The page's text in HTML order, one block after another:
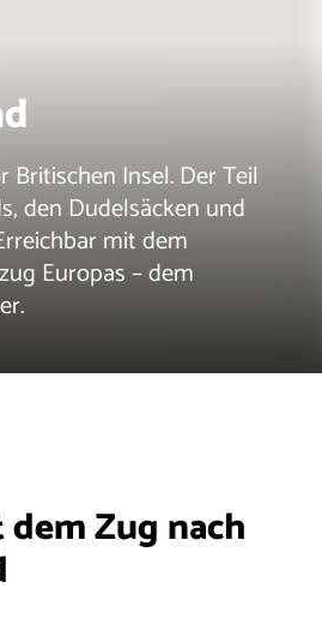
Britischen Insel. Der Teil
den Dudelsäcken und
mit dem
Europas – dem
Zug nach